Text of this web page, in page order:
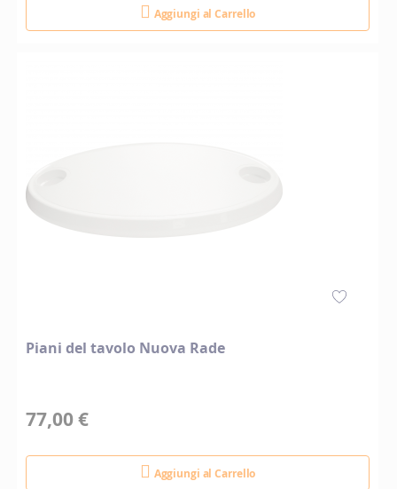
Aggiungi al Carrello
Piani del tavolo Nuova Rade
77,00 €
Aggiungi al Carrello